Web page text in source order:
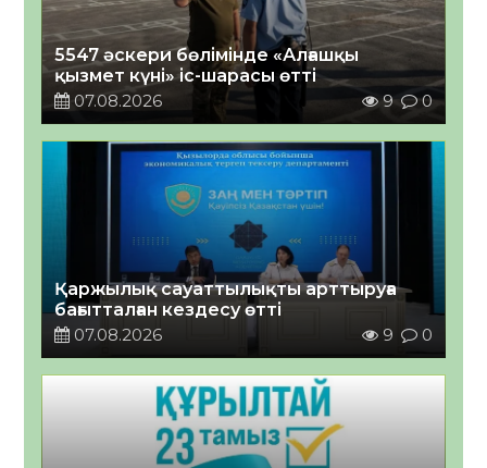
5547 әскери бөлімінде «Алғашқы
қызмет күні» іс-шарасы өтті
07.08.2026
9 0
Қаржылық сауаттылықты арттыруға
бағытталған кездесу өтті
07.08.2026
9 0